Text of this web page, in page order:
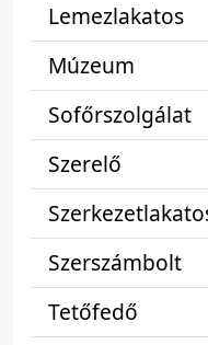
Lemezlakatos
Múzeum
Sofőrszolgálat
Szerelő
Szerszámbolt
Tetőfedő